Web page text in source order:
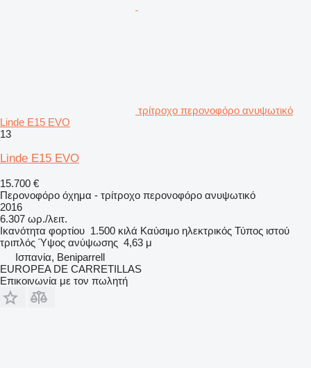
τρίτροχο περονοφόρο ανυψωτικό
Linde E15 EVO
13
Linde E15 EVO
15.700 €
Περονοφόρο όχημα - τρίτροχο περονοφόρο ανυψωτικό
2016
6.307 ωρ./λειτ.
Ικανότητα φορτίου 1.500 κιλά Καύσιμο ηλεκτρικός Τύπος ιστού
τριπλός Ύψος ανύψωσης 4,63 μ
Ισπανία, Beniparrell
EUROPEA DE CARRETILLAS
Επικοινωνία με τον πωλητή